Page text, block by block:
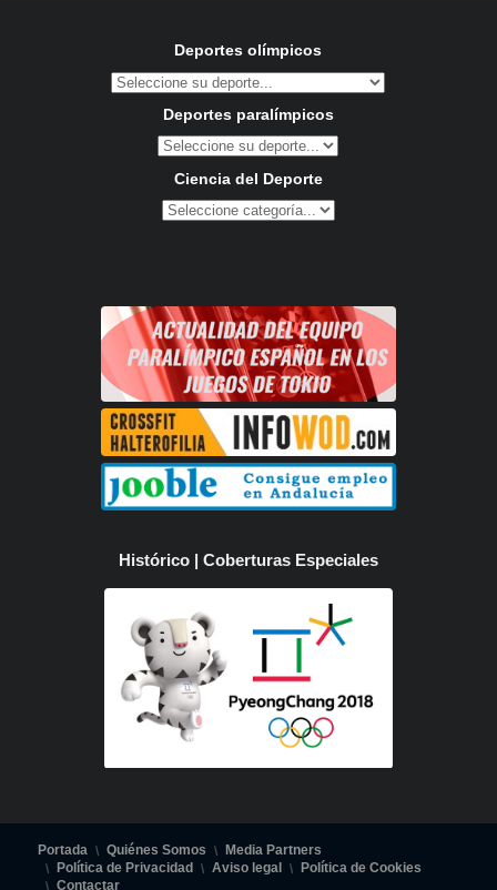
Deportes olímpicos
Deportes paralímpicos
Ciencia del Deporte
Histórico | Coberturas Especiales
Portada Quiénes Somos
Media Partners
Política de Privacidad
Aviso legal
Política de Cookies
Contactar